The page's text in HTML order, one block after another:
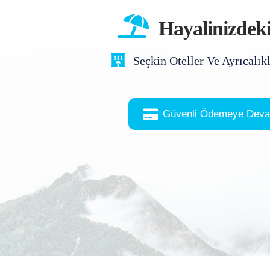
Seçkin Oteller Ve
Güvenli Ödemeye